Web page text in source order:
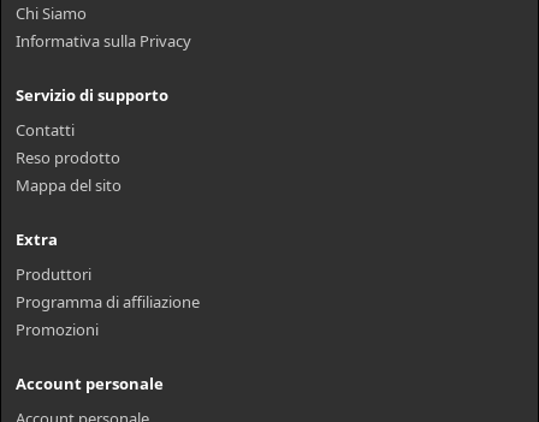
Chi Siamo
Informativa sulla Privacy
Servizio di supporto
Contatti
Reso prodotto
Mappa del sito
Extra
Produttori
Programma di affiliazione
Promozioni
Account personale